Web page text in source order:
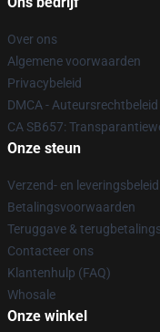
Over ons
Algemene voorwaarden
Privacybeleid
DMCA - Auteursrechtbeleid
CA SB657:
Onze steun
Verzend- en leveringsbeleid
Betalingsvoorwaarden
Teruggave &
Contacteer ons
Klantenhulp (FAQ)
Whosale
Onze winkel